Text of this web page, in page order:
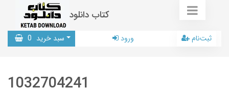
کتاب دانلود
سبد خرید 0 ورود ثبت‌نام
1032704241